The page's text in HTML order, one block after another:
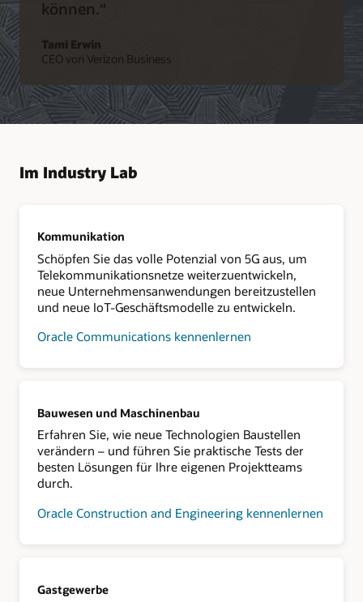
können.“
Tami Erwin
CEO von Verizon Business
Im Industry Lab
Kommunikation
Schöpfen Sie das volle Potenzial von 5G aus, um
Telekommunikationsnetze weiterzuentwickeln,
neue Unternehmensanwendungen bereitzustellen
und neue IoT-Geschäftsmodelle zu entwickeln.
Oracle Communications kennenlernen
Bauwesen und Maschinenbau
Erfahren Sie, wie neue Technologien Baustellen
verändern – und führen Sie praktische Tests der
besten Lösungen für Ihre eigenen Projektteams
durch.
Oracle Construction and Engineering kennenlernen
Gastgewerbe